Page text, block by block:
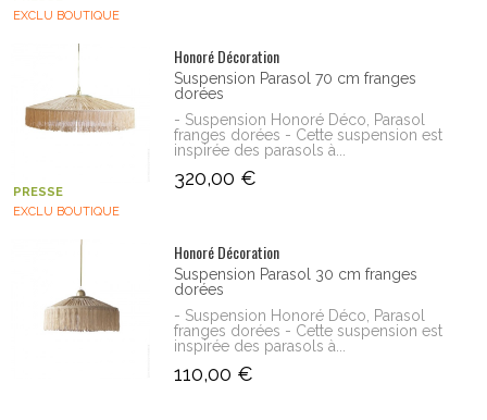
EXCLU BOUTIQUE
PRESSE
EXCLU BOUTIQUE
Honoré Décoration
Suspension Parasol 70 cm franges
dorées
- Suspension Honoré Déco, Parasol
franges dorées - Cette suspension est
inspirée des parasols à...
320,00 €
Honoré Décoration
Suspension Parasol 30 cm franges
dorées
- Suspension Honoré Déco, Parasol
franges dorées - Cette suspension est
inspirée des parasols à...
110,00 €